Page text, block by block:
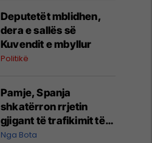
Deputetët mblidhen,
dera e sallës së
Kuvendit e mbyllur
Politikë
Pamje, Spanja
shkatërron rrjetin
gjigant të trafikimit të
emigrantëve dhe
Nga Bota